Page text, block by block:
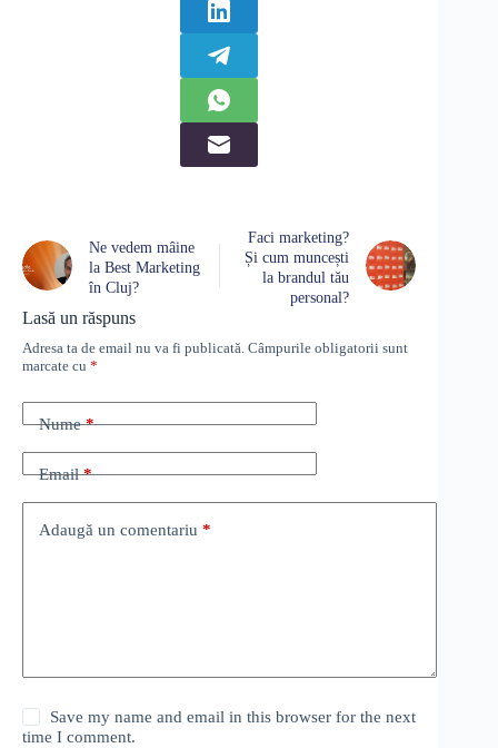
Ne vedem mâine
la Best Marketing
în Cluj?
Faci marketing?
Și cum muncești
la brandul tău
personal?
Lasă un răspuns
Adresa ta de email nu va fi publicată. Câmpurile obligatorii sunt
marcate cu *
Nume*
Email*
Adaugă un comentariu *
Save my name and email in this browser for the next
time I comment.